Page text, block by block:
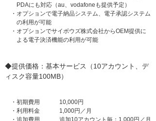
PDAにも対応（au、vodafoneも提供予定）
・ オプションで電子納品システム、電子承認システム
の利用が可能
・ オプションでサイボウズ株式会社からOEM提供に
よる電子決済機能の利用が可能
◆提供価格：基本サービス（10アカウント、デ
ィスク容量100MB）
・ 初期費用
10,000円
・ 利用料金
1,000円／月
・ 追加費用
追加10アカウント毎：1,000円／月